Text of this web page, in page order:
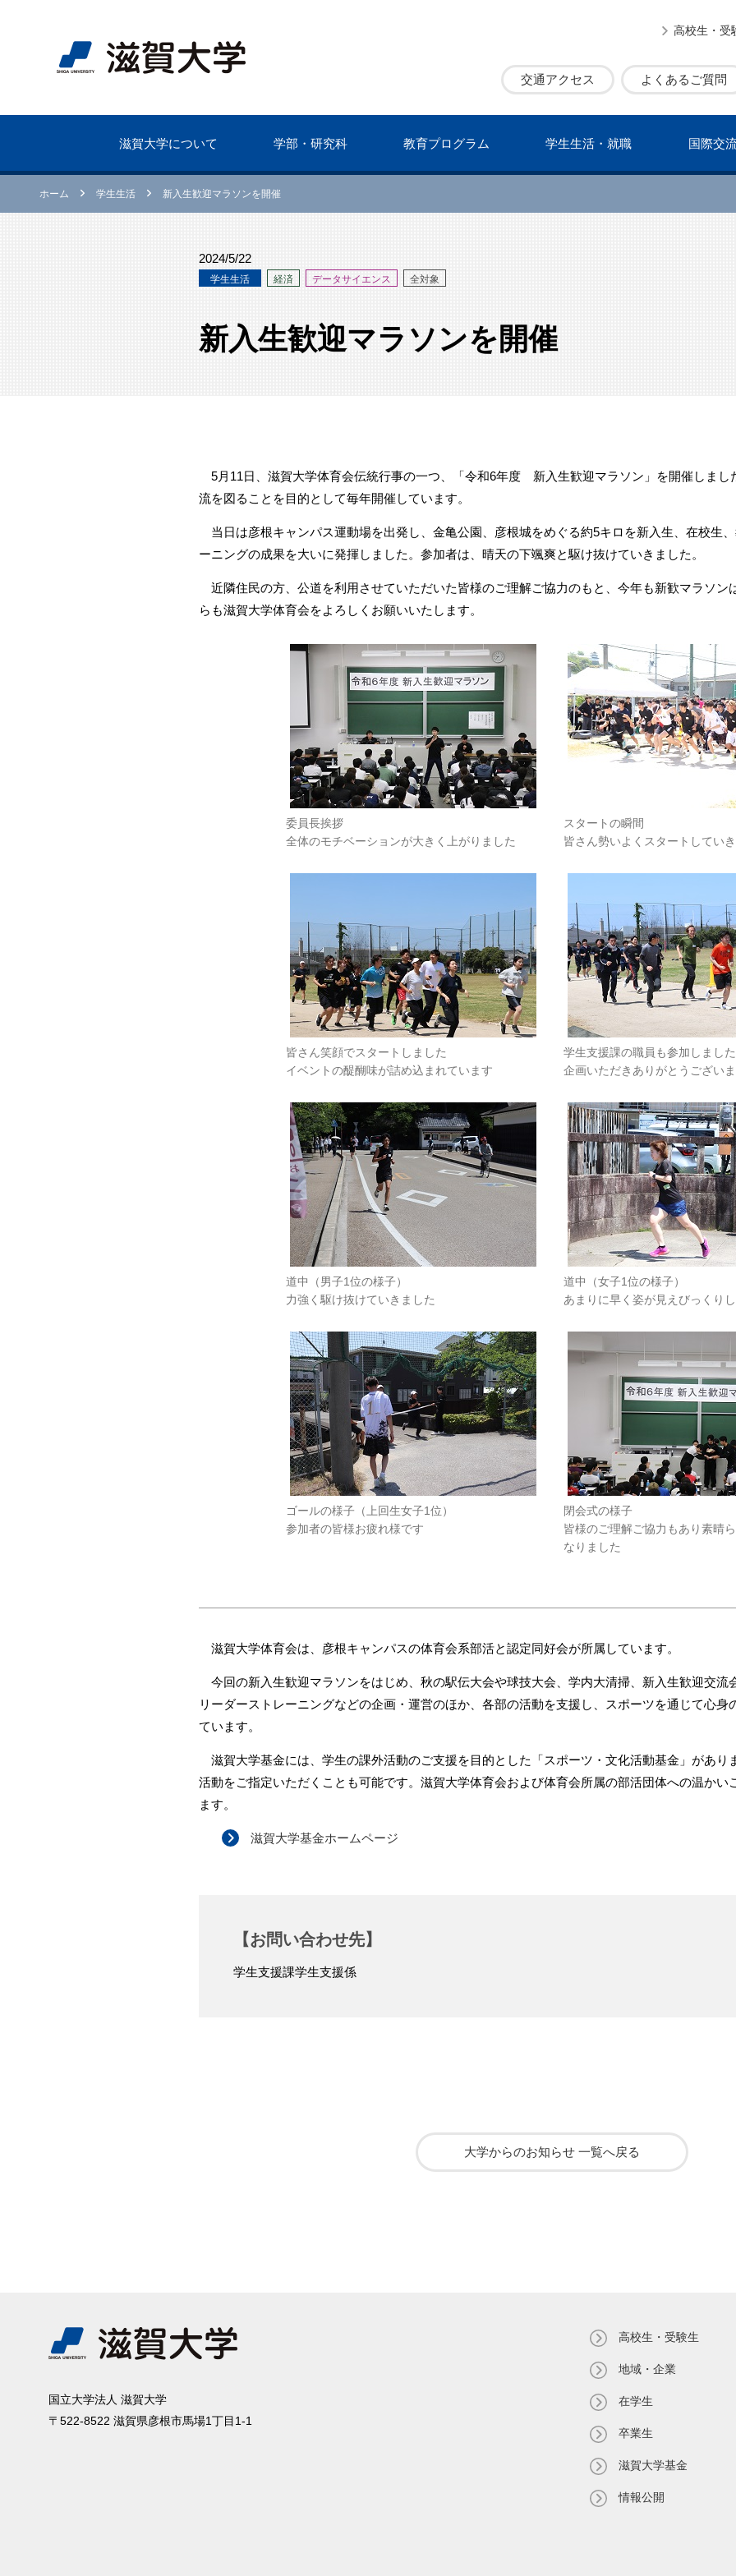
高校生・受
交通アクセス よくあるご質問
滋賀⼤学について 学部・研究科 教育プログラム 学⽣⽣活・就職 国際交
ホーム 学⽣生活 新入生歓迎マラソンを開催
2024/5/22
学⽣生活 経済 データサイエンス 全対象
新入生歓迎マラソンを開催
5月11日、滋賀大学体育会伝統行事の一つ、「令和6年度 新入生歓迎マラソン」を開催しまし
流を図ることを目的として毎年開催しています。
当日は彦根キャンパス運動場を出発し、金亀公園、彦根城をめぐる約5キロを新入生、在校生
ーニングの成果を大いに発揮しました。参加者は、晴天の下颯爽と駆け抜けていきました。
近隣住民の方、公道を利用させていただいた皆様のご理解ご協力のもと、今年も新歓マラソン
らも滋賀大学体育会をよろしくお願いいたします。
委員長挨拶
全体のモチベーションが大きく上がりました
スタートの瞬間
皆さん勢いよくスタートしてい
皆さん笑顔でスタートしました
イベントの醍醐味が詰め込まれています
学生支援課の職員も参加しました
企画いただきありがとうござい
道中（男子1位の様子）
力強く駆け抜けていきました
道中（女子1位の様子）
あまりに早く姿が見えびっくり
ゴールの様子（上回生女子1位）
参加者の皆様お疲れ様です
閉会式の様子
皆様のご理解ご協力もあり素晴
なりました
滋賀大学体育会は、彦根キャンパスの体育会系部活と認定同好会が所属しています。
今回の新入生歓迎マラソンをはじめ、秋の駅伝大会や球技大会、学内大清掃、新入生歓迎交流
リーダーストレーニングなどの企画・運営のほか、各部の活動を支援し、スポーツを通じて心身
ています。
滋賀大学基金には、学生の課外活動のご支援を目的とした「スポーツ・文化活動基金」があり
活動をご指定いただくことも可能です。滋賀大学体育会および体育会所属の部活団体への温かい
ます。
滋賀大学基金ホームページ
【お問い合わせ先】
学生支援課学生支援係
大学からのお知らせ 一覧へ戻る
国⽴⼤学法⼈ 滋賀⼤学
〒522-8522 滋賀県彦根市⾺場1丁⽬1-1
高校生・受験生
地域・企業
在学生
卒業生
滋賀大学基金
情報公開